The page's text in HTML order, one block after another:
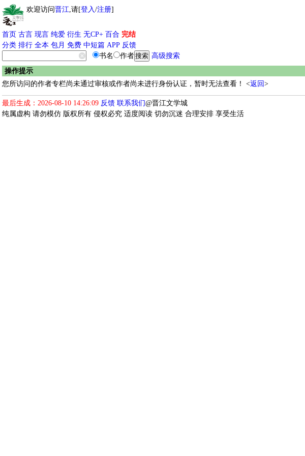
欢迎访问晋江,请[登入/注册]
首页 古言 现言 纯爱 衍生 无CP+ 百合 完结
分类 排行 全本 包月 免费 中短篇 APP 反馈
书名
作者
高级搜索
操作提示
您所访问的作者专栏尚未通过审核或作者尚未进行身份认证，暂时无法查看！ <返回>
最后生成：2026-08-10 14:26:09 反馈 联系我们@晋江文学城
纯属虚构 请勿模仿 版权所有 侵权必究 适度阅读 切勿沉迷 合理安排 享受生活